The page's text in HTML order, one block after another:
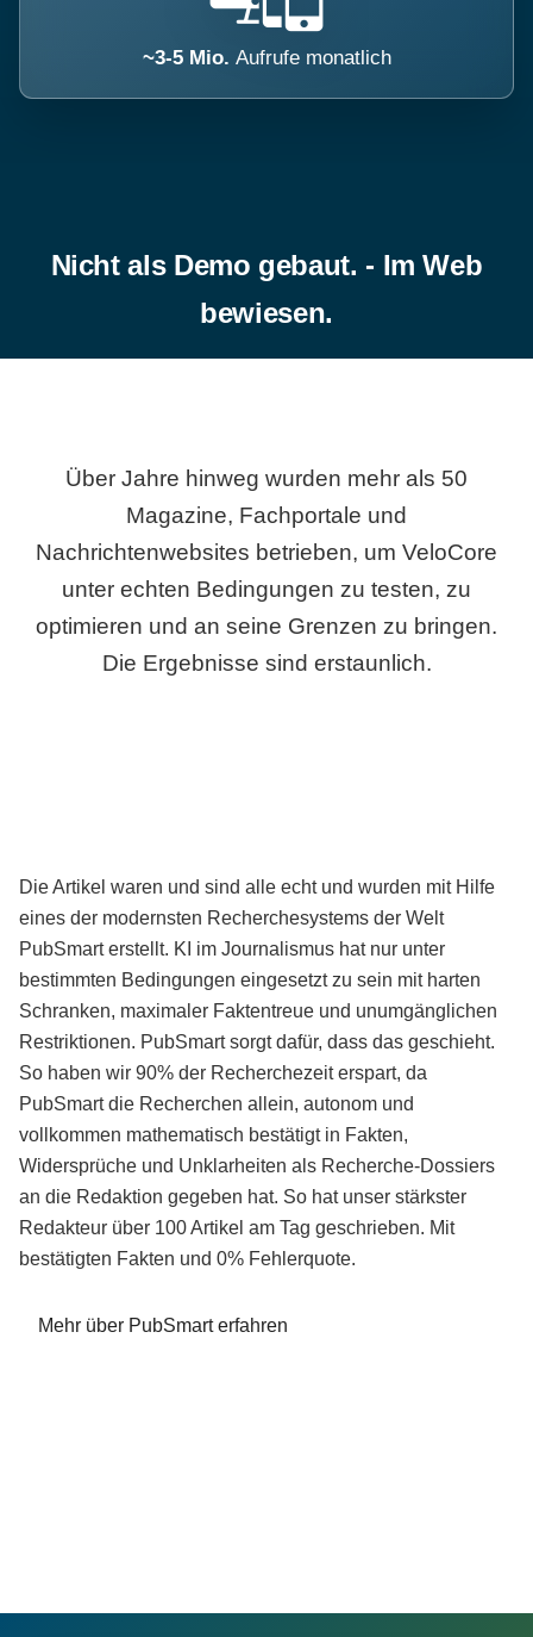
~3-5 Mio. Aufrufe monatlich
Nicht als Demo gebaut. - Im Web
bewiesen.
Über Jahre hinweg wurden mehr als 50
Magazine, Fachportale und
Nachrichtenwebsites betrieben, um VeloCore
unter echten Bedingungen zu testen, zu
optimieren und an seine Grenzen zu bringen.
Die Ergebnisse sind erstaunlich.
Die Artikel waren und sind alle echt und wurden mit Hilfe
eines der modernsten Recherchesystems der Welt
PubSmart erstellt. KI im Journalismus hat nur unter
bestimmten Bedingungen eingesetzt zu sein mit harten
Schranken, maximaler Faktentreue und unumgänglichen
Restriktionen. PubSmart sorgt dafür, dass das geschieht.
So haben wir 90% der Recherchezeit erspart, da
PubSmart die Recherchen allein, autonom und
vollkommen mathematisch bestätigt in Fakten,
Widersprüche und Unklarheiten als Recherche-Dossiers
an die Redaktion gegeben hat. So hat unser stärkster
Redakteur über 100 Artikel am Tag geschrieben. Mit
bestätigten Fakten und 0% Fehlerquote.
Mehr über PubSmart erfahren